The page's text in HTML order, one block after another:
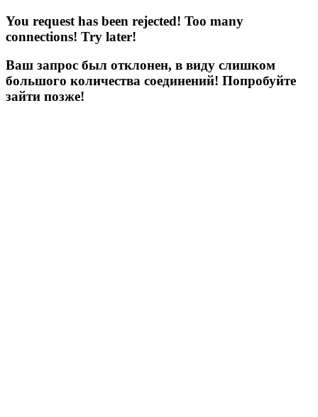
You request has been rejected! Too many
connections! Try later!
Ваш запрос был отклонен, в виду слишком
большого количества соединений! Попробуйте
зайти позже!